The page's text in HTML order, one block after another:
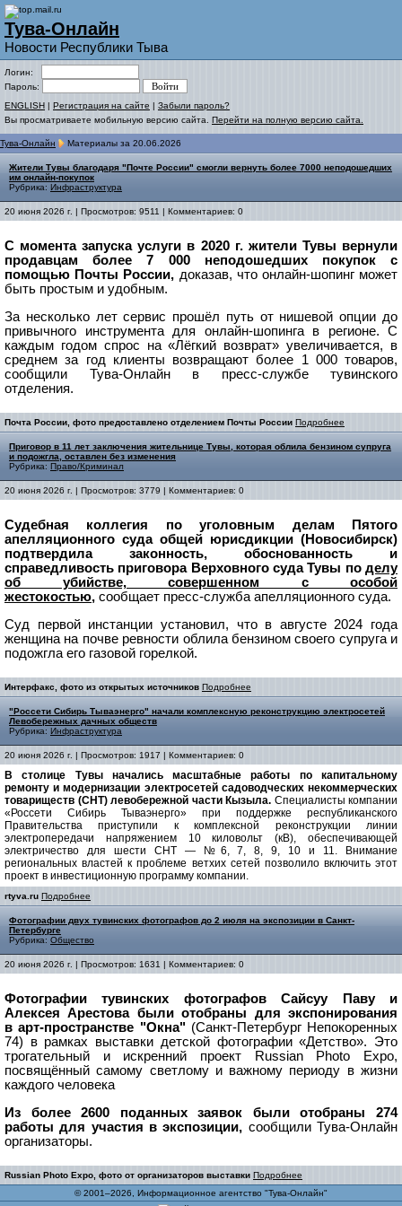
Тува-Онлайн
Новости Республики Тыва
Логин:
Пароль:
ENGLISH | Регистрация на сайте | Забыли пароль?
Вы просматриваете мобильную версию сайта. Перейти на полную версию сайта.
Тува-Онлайн Материалы за 20.06.2026
Жители Тувы благодаря "Почте России" смогли вернуть более 7000 неподошедших
им онлайн-покупок
Рубрика: Инфраструктура
20 июня 2026 г. | Просмотров: 9511 | Комментариев: 0
С момента запуска услуги в 2020 г. жители Тувы вернули
продавцам более 7 000 неподошедших покупок с
помощью Почты России, доказав, что онлайн-шопинг может
быть простым и удобным.
За несколько лет сервис прошёл путь от нишевой опции до
привычного инструмента для онлайн-шопинга в регионе. С
каждым годом спрос на «Лёгкий возврат» увеличивается, в
среднем за год клиенты возвращают более 1 000 товаров,
сообщили Тува-Онлайн в пресс-службе тувинского
отделения.
Почта России, фото предоставлено отделением Почты России Подробнее
Приговор в 11 лет заключения жительнице Тувы, которая облила бензином супруга
и подожгла, оставлен без изменения
Рубрика: Право/Криминал
20 июня 2026 г. | Просмотров: 3779 | Комментариев: 0
Судебная коллегия по уголовным делам Пятого
апелляционного суда общей юрисдикции (Новосибирск)
подтвердила законность, обоснованность и
справедливость приговора Верховного суда Тувы по делу
об убийстве, совершенном с особой
жестокостью, сообщает пресс-служба апелляционного суда.
Суд первой инстанции установил, что в августе 2024 года
женщина на почве ревности облила бензином своего супруга и
подожгла его газовой горелкой.
Интерфакс, фото из открытых источников Подробнее
"Россети Сибирь Тываэнерго" начали комплексную реконструкцию электросетей
Левобережных дачных обществ
Рубрика: Инфраструктура
20 июня 2026 г. | Просмотров: 1917 | Комментариев: 0
В столице Тувы начались масштабные работы по капитальному
ремонту и модернизации электросетей садоводческих некоммерческих
товариществ (СНТ) левобережной части Кызыла. Специалисты компании
«Россети Сибирь Тываэнерго» при поддержке республиканского
Правительства приступили к комплексной реконструкции линии
электропередачи напряжением 10 киловольт (кВ), обеспечивающей
электричество для шести СНТ — №6, 7, 8, 9, 10 и 11. Внимание
региональных властей к проблеме ветхих сетей позволило включить этот
проект в инвестиционную программу компании.
rtyva.ru Подробнее
Фотографии двух тувинских фотографов до 2 июля на экспозиции в Санкт-
Петербурге
Рубрика: Общество
20 июня 2026 г. | Просмотров: 1631 | Комментариев: 0
Фотографии тувинских фотографов Сайсуу Паву и
Алексея Арестова были отобраны для экспонирования
в арт-пространстве "Окна" (Санкт-Петербург Непокоренных
74) в рамках выставки детской фотографии «Детство». Это
трогательный и искренний проект Russian Photo Expo,
посвящённый самому светлому и важному периоду в жизни
каждого человека
Из более 2600 поданных заявок были отобраны 274
работы для участия в экспозиции, сообщили Тува-Онлайн
организаторы.
Russian Photo Expо, фото от организаторов выставки Подробнее
© 2001–2026, Информационное агентство "Тува-Онлайн"